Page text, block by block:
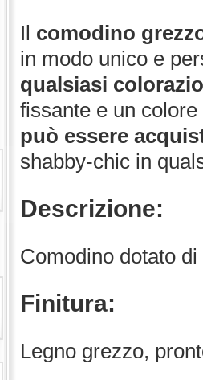
Il comodino
in modo unico e
qualsiasi
fissante e un
può essere
shabby-chic in
Descrizione:
Comodino dotato
Finitura:
Legno grezzo,